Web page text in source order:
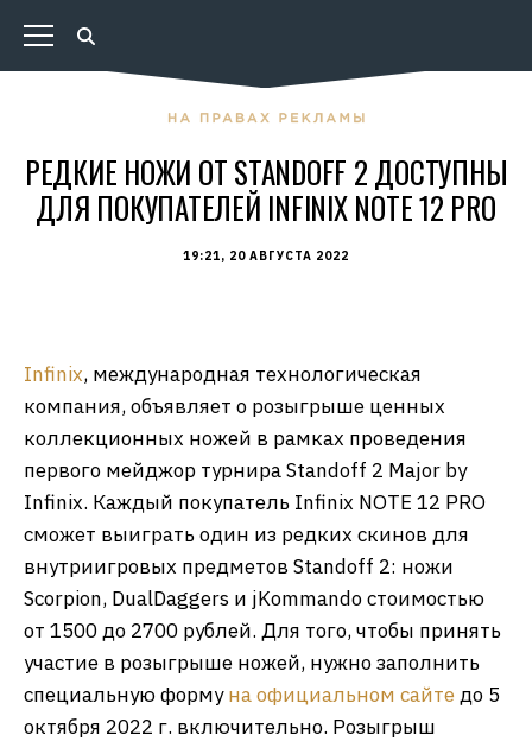
РЕДКИЕ НОЖИ ОТ STANDOFF 2 ДОСТУПНЫ
ДЛЯ ПОКУПАТЕЛЕЙ INFINIX NOTE 12 PRO
19:21, 20 АВГУСТА 2022
Infinix, международная технологическая
компания, объявляет о розыгрыше ценных
коллекционных ножей в рамках проведения
первого мейджор турнира Standoff 2 Major by
Infinix. Каждый покупатель Infinix NOTE 12 PRO
сможет выиграть один из редких скинов для
внутриигровых предметов Standoff 2: ножи
Scorpion, DualDaggers и jKommando стоимостью
от 1500 до 2700 рублей. Для того, чтобы принять
участие в розыгрыше ножей, нужно заполнить
специальную форму на официальном сайтедо 5
октября 2022 г. включительно. Розыгрыш